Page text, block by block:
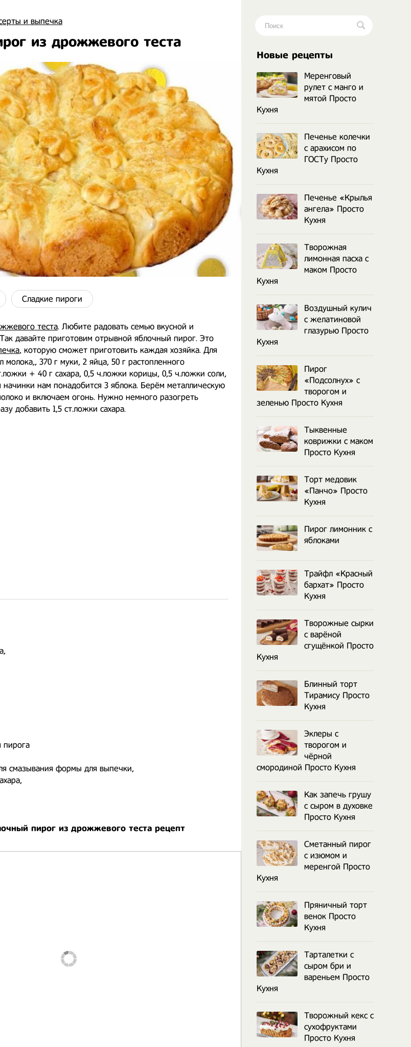
и выпечка
из дрожжевого теста
Сладкие пироги
теста. Любите радовать семью вкусной и
давайте приготовим отрывной яблочный пирог. Это
, которую сможет приготовить каждая хозяйка. Для
молока,, 370 г муки, 2 яйца, 50 г растопленного
+ 40 г сахара, 0,5 ч.ложки корицы, 0,5 ч.ложки соли,
начинки нам понадобится 3 яблока. Берём металлическую
и включаем огонь. Нужно немного разогреть
добавить 1,5 ст.ложки сахара.
пирога
смазывания формы для выпечки,
пирог из дрожжевого теста рецепт
Новые рецепты
Меренговый
рулет с манго и
мятой Просто
Кухня
Печенье колечки
с арахисом по
ГОСТу Просто
Кухня
Печенье «Крылья
ангела» Просто
Кухня
Творожная
лимонная пасха с
маком Просто
Кухня
Воздушный кулич
с желатиновой
глазурью Просто
Кухня
Пирог
«Подсолнух» с
творогом и
зеленью Просто Кухня
Тыквенные
коврижки с маком
Просто Кухня
Торт медовик
«Панчо» Просто
Кухня
Пирог лимонник с
яблоками
Трайфл «Красный
бархат» Просто
Кухня
Творожные сырки
с варёной
сгущёнкой Просто
Кухня
Блинный торт
Тирамису Просто
Кухня
Эклеры с
творогом и
чёрной
смородиной Просто Кухня
Как запечь грушу
с сыром в духовке
Просто Кухня
Сметанный пирог
с изюмом и
меренгой Просто
Кухня
Пряничный торт
венок Просто
Кухня
Тарталетки с
сыром бри и
вареньем Просто
Кухня
Творожный кекс с
сухофруктами
Просто Кухня